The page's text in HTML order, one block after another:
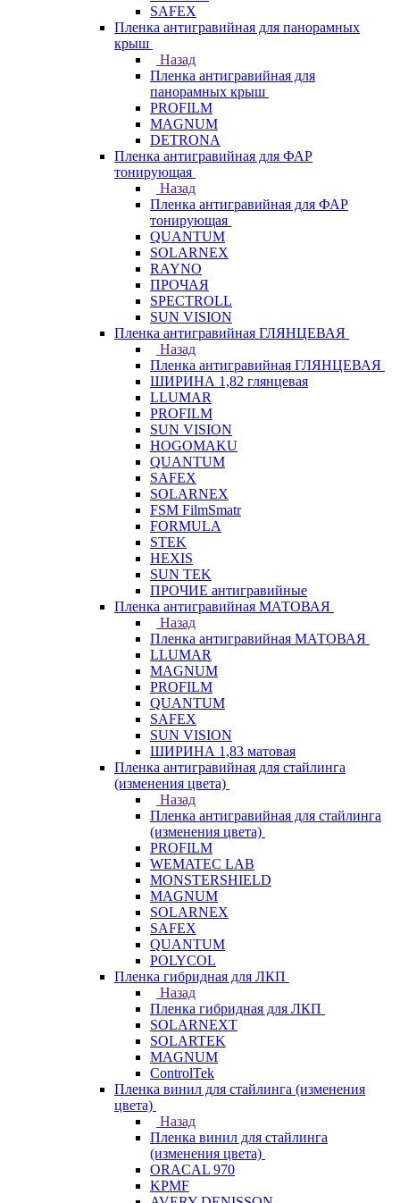
SAFEX
Пленка антигравийная для панорамных
крыш
Назад
Пленка антигравийная для
панорамных крыш
PROFILM
MAGNUM
DETRONA
Пленка антигравийная для ФАР
тонирующая
Назад
Пленка антигравийная для ФАР
тонирующая
QUANTUM
SOLARNEX
RAYNO
ПРОЧАЯ
SPECTROLL
SUN VISION
Пленка антигравийная ГЛЯНЦЕВАЯ
Назад
Пленка антигравийная ГЛЯНЦЕВАЯ
ШИРИНА 1,82 глянцевая
LLUMAR
PROFILM
SUN VISION
HOGOMAKU
QUANTUM
SAFEX
SOLARNEX
FSM FilmSmatr
FORMULA
STEK
HEXIS
SUN TEK
ПРОЧИЕ антигравийные
Пленка антигравийная МАТОВАЯ
Назад
Пленка антигравийная МАТОВАЯ
LLUMAR
MAGNUM
PROFILM
QUANTUM
SAFEX
SUN VISION
ШИРИНА 1,83 матовая
Пленка антигравийная для стайлинга
(изменения цвета)
Назад
Пленка антигравийная для стайлинга
(изменения цвета)
PROFILM
WEMATEC LAB
MONSTERSHIELD
MAGNUM
SOLARNEX
SAFEX
QUANTUM
POLYCOL
Пленка гибридная для ЛКП
Назад
Пленка гибридная для ЛКП
SOLARNEXT
SOLARTEK
MAGNUM
ControlTek
Пленка винил для стайлинга (изменения
цвета)
Назад
Пленка винил для стайлинга
(изменения цвета)
ORACAL 970
KPMF